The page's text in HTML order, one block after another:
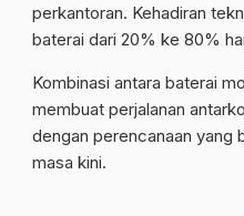
perkantoran. Kehadiran
baterai dari 20% ke 80%
Kombinasi antara baterai
membuat perjalanan
dengan perencanaan yang
masa kini.